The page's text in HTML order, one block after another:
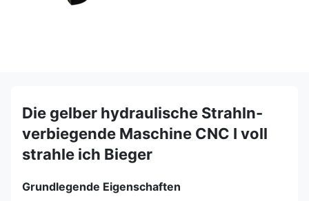
Die gelber hydraulische Strahln-
verbiegende Maschine CNC I voll
strahle ich Bieger
Grundlegende Eigenschaften